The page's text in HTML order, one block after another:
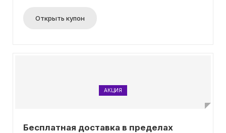
Открыть купон
АКЦИЯ
Бесплатная доставка в пределах